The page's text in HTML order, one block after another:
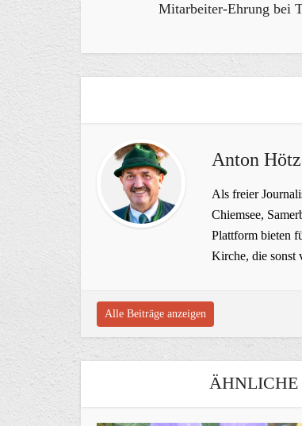
Mitarbeiter-Ehrung bei
Anton
Als freier
Chiemsee,
Plattform bieten
Kirche, die sonst
Alle Beiträge anzeigen
ÄHNLICHE